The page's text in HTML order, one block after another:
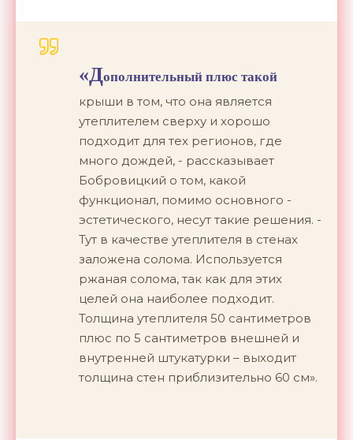
«Дополнительный плюс такой
крыши в том, что она является
утеплителем сверху и хорошо
подходит для тех регионов, где
много дождей, - рассказывает
Бобровицкий о том, какой
функционал, помимо основного -
эстетического, несут такие решения. -
Тут в качестве утеплителя в стенах
заложена солома. Используется
ржаная солома, так как для этих
целей она наиболее подходит.
Толщина утеплителя 50 сантиметров
плюс по 5 сантиметров внешней и
внутренней штукатурки – выходит
толщина стен приблизительно 60 см».